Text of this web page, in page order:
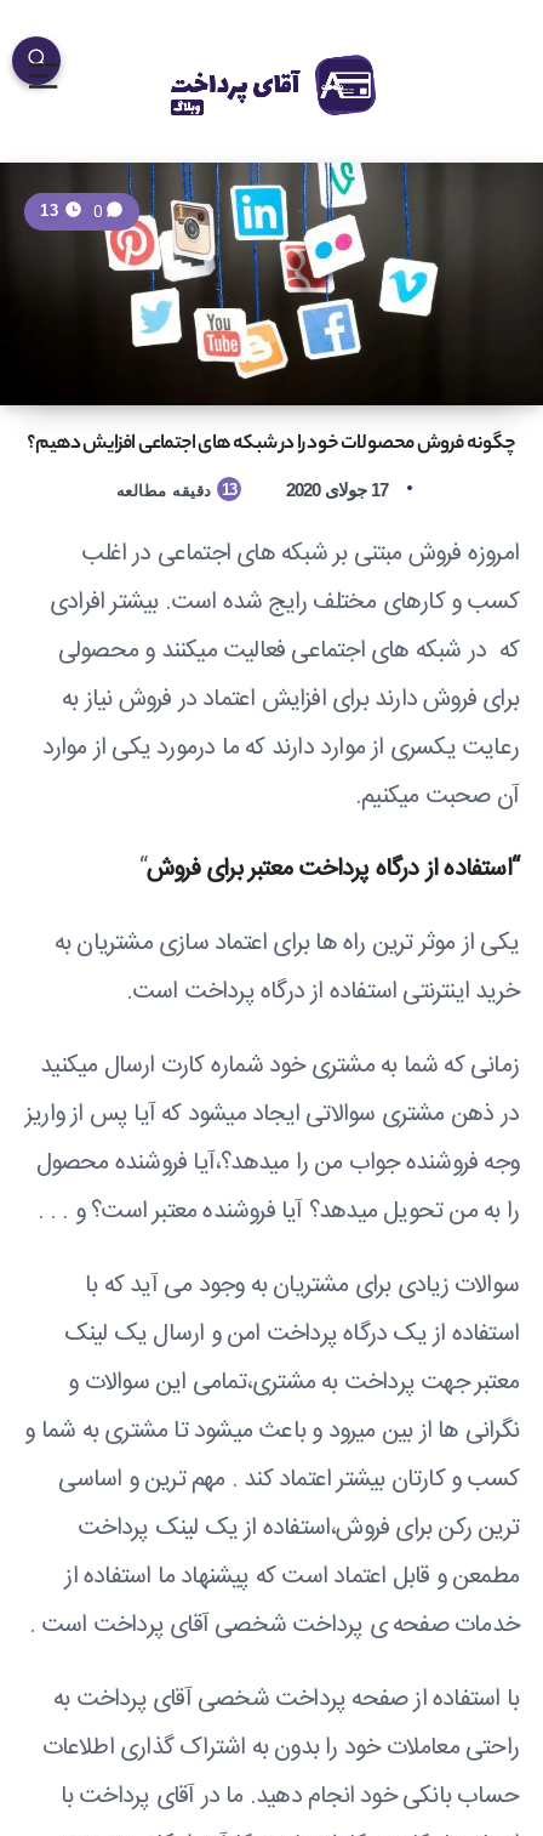
0
چگونه فروش محصولات خود را در شبکه های اجتماعی افزایش دهیم؟
17 جولای 2020 13 دقیقه مطالعه
امروزه فروش مبتنی بر شبکه های اجتماعی در اغلب
کسب و کارهای مختلف رایج شده است. بیشتر افرادی
که در شبکه های اجتماعی فعالیت میکنند و محصولی
برای فروش دارند برای افزایش اعتماد در فروش نیاز به
رعایت یکسری از موارد دارند که ما درمورد یکی از موارد
آن صحبت میکنیم.
“استفاده از درگاه پرداخت معتبر برای فروش“
یکی از موثر ترین راه ها برای اعتماد سازی مشتریان به
خرید اینترنتی استفاده از درگاه پرداخت است.
زمانی که شما به مشتری خود شماره کارت ارسال میکنید
در ذهن مشتری سوالاتی ایجاد میشود که آیا پس از واریز
وجه فروشنده جواب من را میدهد؟،آیا فروشنده محصول
را به من تحویل میدهد؟ آیا فروشنده معتبر است؟ و . . .
سوالات زیادی برای مشتریان به وجود می آید که با
استفاده از یک درگاه پرداخت امن و ارسال یک لینک
معتبر جهت پرداخت به مشتری،تمامی این سوالات و
نگرانی ها از بین میرود و باعث میشود تا مشتری به شما و
کسب و کارتان بیشتر اعتماد کند . مهم ترین و اساسی
ترین رکن برای فروش،استفاده از یک لینک پرداخت
مطمعن و قابل اعتماد است که پیشنهاد ما استفاده از
خدمات صفحه ی پرداخت شخصی آقای پرداخت است .
با استفاده از صفحه پرداخت شخصی آقای پرداخت به
راحتی معاملات خود را بدون به اشتراک گذاری اطلاعات
حساب بانکی خود انجام دهید. ما در آقای پرداخت با